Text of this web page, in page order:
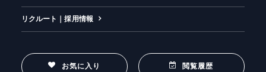
リクルート｜採用情報
お気に入り 閲覧履歴